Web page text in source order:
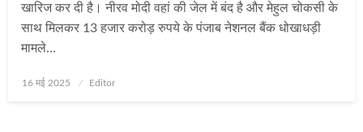
खारिज कर दी है। नीरव मोदी वहां की जेल में बंद है और मेहुल चोकसी के
साथ मिलकर 13 हजार करोड़ रुपये के पंजाब नेशनल बैंक धोखाधड़ी
मामले…
Posted
16 मई 2025 Editor